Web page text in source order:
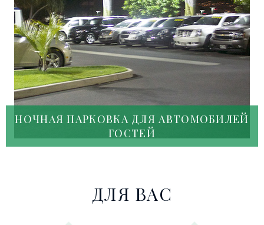
НОЧНАЯ ПАРКОВКА ДЛЯ АВТОМОБИЛЕЙ
ГОСТЕЙ
ДЛЯ ВАС